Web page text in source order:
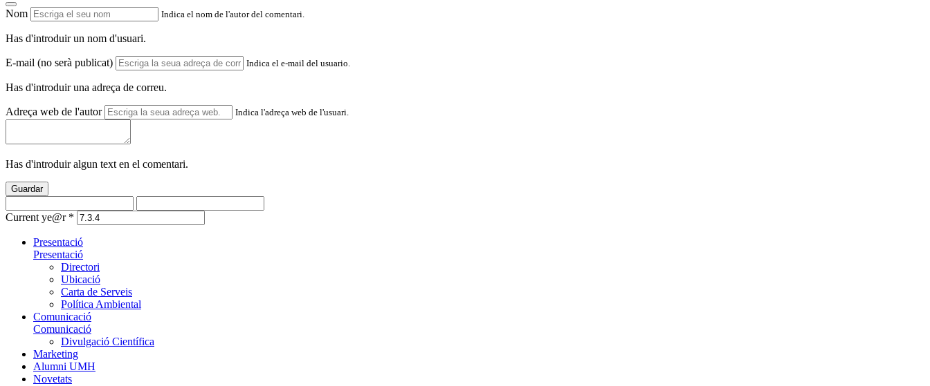
Nom Indica el nom de l'autor del comentari.
Has d'introduir un nom d'usuari.
E-mail (no serà publicat) Indica el e-mail del usuario.
Has d'introduir una adreça de correu.
Adreça web de l'autor Indica l'adreça web de l'usuari.
Has d'introduir algun text en el comentari.
Guardar
Current ye@r *
Presentació
Presentació
Directori
Ubicació
Carta de Serveis
Política Ambiental
Comunicació
Comunicació
Divulgació Científica
Marketing
Alumni UMH
Novetats